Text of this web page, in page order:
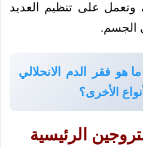
على تنظيم العديد
الجسم.
ما هو فقر الدم الانحلالي
الأخرى؟
الرئيسية